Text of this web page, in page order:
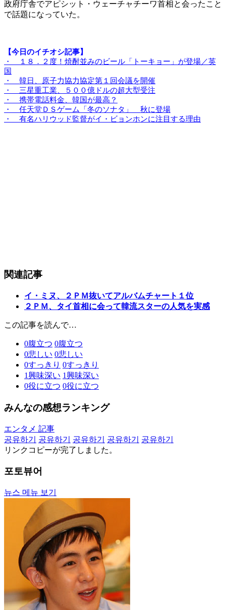
政府庁舎でアピシット・ウェーチャチーワ首相と会ったこと
で話題になっていた。
【今日のイチオシ記事】
・ １８．２度！焼酎並みのビール「トーキョー」が登場／英
国
・ 韓日、原子力協力協定第１回会議を開催
・ 三星重工業、５００億ドルの超大型受注
・ 携帯電話料金、韓国が最高？
・ 任天堂ＤＳゲーム「冬のソナタ」 秋に登場
・ 有名ハリウッド監督がイ・ビョンホンに注目する理由
関連記事
イ・ミヌ、２ＰＭ抜いてアルバムチャート１位
２ＰＭ、タイ首相に会って韓流スターの人気を実感
この記事を読んで…
0腹立つ 0腹立つ
0悲しい 0悲しい
0すっきり 0すっきり
1興味深い 1興味深い
0役に立つ 0役に立つ
みんなの感想ランキング
エンタメ 記事
공유하기
공유하기 공유하기 공유하기
공유하기
リンクコピーが完了しました。
포토뷰어
뉴스 메뉴 보기